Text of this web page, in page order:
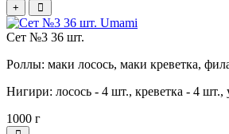
+
Сет №3 36 шт.
Роллы: маки лосось, маки креветка,
Нигири: лосось - 4 шт., креветка - 4 шт.,
1000 г